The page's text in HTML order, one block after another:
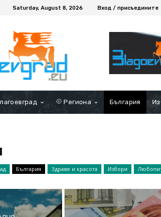
Saturday, August 8, 2026 Вход / присъедините
Региона България
България Здраве и красота Избори